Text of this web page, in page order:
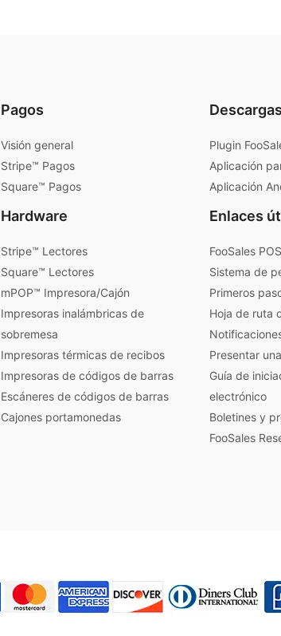
Pagos
Visión general
Stripe™ Pagos
Square™ Pagos
Hardware
Stripe™ Lectores
Square™ Lectores
mPOP™ Impresora/Cajón
Impresoras inalámbricas de
sobremesa
Impresoras térmicas de recibos
Impresoras de códigos de barras
Escáneres de códigos de barras
Cajones portamonedas
Descargas
Plugin
Aplicación
Aplicación
Enlaces
FooSales
Sistema de
Primeros
Hoja de ruta
Presentar
Guía de
electrónico
Boletines y
FooSales